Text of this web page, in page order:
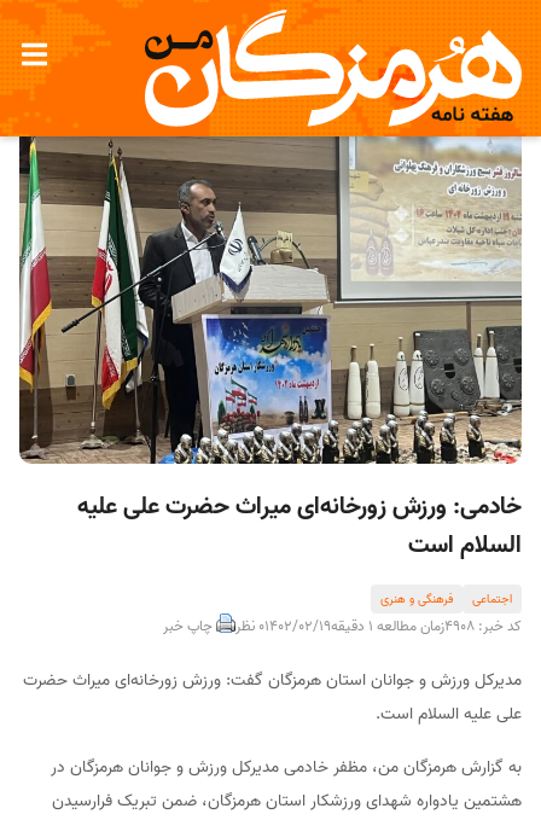
خادمی: ورزش زورخانه‌ای میراث حضرت علی علیه
السلام است
اجتماعی فرهنگی و هنری
کد خبر: 4908 زمان مطالعه 1 دقیقه 1402/02/190 نظر چاپ خبر
مدیرکل ورزش و جوانان استان هرمزگان گفت: ورزش زورخانه‌ای میراث حضرت
علی علیه السلام است.
به گزارش هرمزگان من، مظفر خادمی مدیرکل ورزش و جوانان هرمزگان در
هشتمین یادواره شهدای ورزشکار استان هرمزگان، ضمن تبریک فرارسیدن